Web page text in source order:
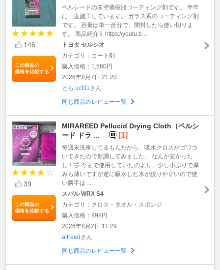
146
この商品の
価格を比較する
ペルシードの未塗装樹脂コーティング剤です。 半年
に一度施工しています。 ガラス系のコーティング剤
です。 容量は車一台分で、開封したら使い切りま
す。 商品紹介⇩ https://youtu.b ...
トヨタ セルシオ
カテゴリ：コート剤
購入価格：1,580円
2026年8月7日 21:20
とも ucf31 さん
同じ商品のレビュー一覧
39
この商品の
価格を比較する
MIRAREED Pellucid Drying Cloth（ペルシ
ード ドラ ...
[1]
毎週末洗車してるもんだから、吸水クロスがゴワつ
いてきたので新調してみました。 なんか安かった
し！🤣 今まで使用していたのより、少し小ぶりで厚
みも薄いですが逆に吸水した水が絞りやすいので使
い勝手は ...
スバル WRX S4
カテゴリ：クロス・タオル・スポンジ
購入価格：998円
2026年8月2日 11:29
alfreedさん
同じ商品のレビュー一覧